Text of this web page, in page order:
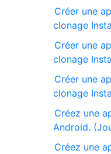
Créer une
clonage
Créer une
clonage
Créer une
clonage
Créez une
Android.
Créez une